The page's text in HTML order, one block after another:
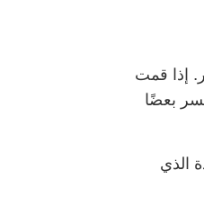
من شهر إلى 36 شهرًا أو أكثر. إذا قمت
بعضًا
الذي